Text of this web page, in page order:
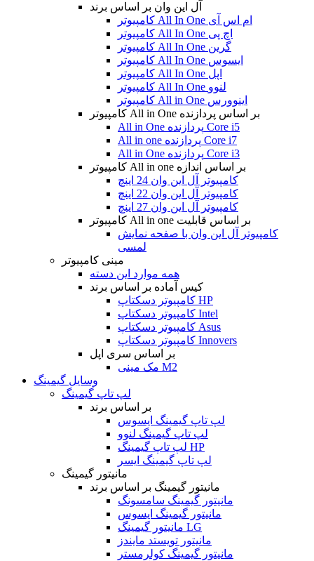
آل این وان بر اساس برند
کامپیوتر All In One ام اس آی
کامپیوتر All In One اچ پی
کامپیوتر All In One گرین
کامپیوتر All In One ایسوس
کامپیوتر All In One اپل
کامپیوتر All In One لنوو
کامپیوتر All in One اینوورس
کامپیوتر All in One بر اساس پردازنده
All in One پردازنده Core i5
All in one پردازنده Core i7
All in One پردازنده Core i3
کامپیوتر All in one بر اساس اندازه
کامپیوتر آل این وان 24 اینچ
کامپیوتر آل این وان 22 اینچ
کامپیوتر آل این وان 27 اینچ
کامپیوتر All in one بر اساس قابلیت
کامپیوتر آل این وان با صفحه نمایش
لمسی
مینی کامپیوتر
همه موارد این دسته
کیس آماده بر اساس برند
کامپیوتر دسکتاپ HP
کامپیوتر دسکتاپ Intel
کامپیوتر دسکتاپ Asus
کامپیوتر دسکتاپ Innovers
بر اساس سری اپل
مک مینی M2
وسایل گیمینگ
لپ تاپ گیمینگ
بر اساس برند
لپ تاپ گیمینگ ایسوس
لپ تاپ گیمینگ لنوو
لپ تاپ گیمینگ HP
لپ تاپ گیمینگ ایسر
مانیتور گیمینگ
مانیتور گیمینگ بر اساس برند
مانیتور گیمینگ سامسونگ
مانیتور گیمینگ ایسوس
مانیتور گیمینگ LG
مانیتور تویستد مایندز
مانیتور گیمینگ کولرمستر